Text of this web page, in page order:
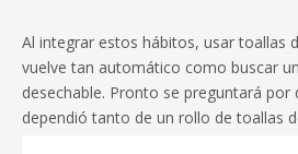
Al integrar estos hábitos, usar toallas
vuelve tan automático como buscar
desechable. Pronto se preguntará por
dependió tanto de un rollo de toallas